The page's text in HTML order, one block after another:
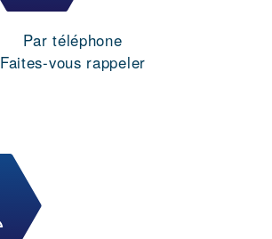
Par téléphone
Faites-vous rappeler